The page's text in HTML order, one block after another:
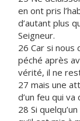
en ont pris
d’autant plus
Seigneur.
26 Car si nous
péché après
vérité, il ne
27 mais une
d’un feu qui
28 Si